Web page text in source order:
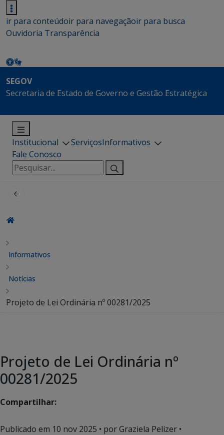
ir para conteúdoir para navegaçãoir para busca
Ouvidoria Transparência
SEGOV
Secretaria de Estado de Governo e Gestão Estratégica
Institucional ServiçosInformativos
Fale Conosco
Pesquisar
por:
Informativos
Notícias
Projeto de Lei Ordinária nº 00281/2025
Projeto de Lei Ordinária nº
00281/2025
Compartilhar:
Publicado em 10 nov 2025 • por Graziela Pelizer •